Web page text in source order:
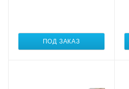
ПОД ЗАКАЗ